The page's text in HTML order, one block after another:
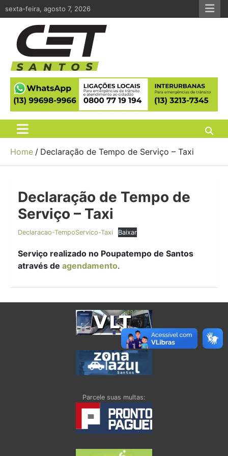
Skip
to
content
sexta-feira, agosto 7, 2026
CET Santos
Companhia de Engenharia de Tráfego de Santos
Home Declaração de Tempo de Serviço – Taxi
Declaração de Tempo de
Serviço – Taxi
Declaracao-TempoServico-Taxi Baixar
Serviço realizado no Poupatempo de Santos
através de agendamento.
Parcele suas multas: